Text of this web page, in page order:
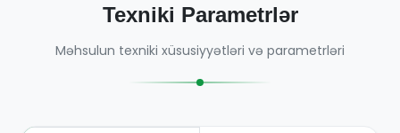
Texniki Parametrlər
Məhsulun texniki xüsusiyyətləri və parametrləri